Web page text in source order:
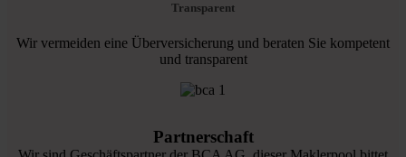
Transparent
Wir vermeiden eine Überversicherung und beraten Sie kompetent
und transparent
Partnerschaft